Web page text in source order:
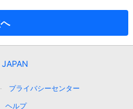
プライバシーセンター
ヘルプ